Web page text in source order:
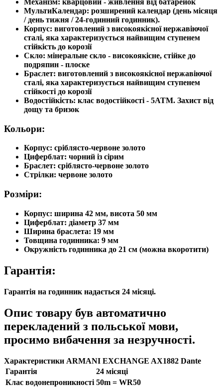
Механізм: кварцовий - живлення від батарейок
МультиКалендар: розширений календар (день місяця
/ день тижня / 24-годинний годинник).
Корпус: виготовлений з високоякісної нержавіючої
сталі, яка характеризується найвищим ступенем
стійкість до корозії
Скло: мінеральне скло - високоякісне, стійке до
подряпин - плоске
Браслет: виготовлений з високоякісної нержавіючої
сталі, яка характеризується найвищим ступенем
стійкості до корозії
Водостійкість: клас водостійкості - 5ATM. Захист від
дощу та бризок
Кольори:
Корпус: сріблясто-червоне золото
Циферблат: чорний із сірим
Браслет: сріблясто-червоне золото
Стрілки: червоне золото
Розміри:
Корпус: ширина 42 мм, висота 50 мм
Циферблат: діаметр 37 мм
Ширина браслета: 19 мм
Товщина годинника: 9 мм
Окружність годинника до 21 см (можна вкоротити)
Гарантія:
Гарантія на годинник надається 24 місяці.
Опис товару був автоматично
перекладений з польської мови,
просимо вибачення за незручності.
Характеристики ARMANI EXCHANGE AX1882 Dante
Гарантія
24 місяці
Клас водонепроникності 50m = WR50